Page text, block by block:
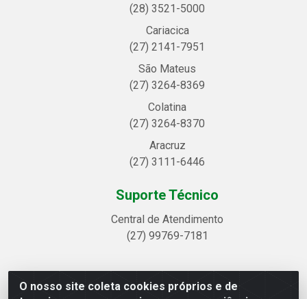
O nosso site coleta cookies próprios e de
(28) 3521-5000
Cariacica
(27) 2141-7951
São Mateus
(27) 3264-8369
Colatina
(27) 3264-8370
Aracruz
(27) 3111-6446
Suporte Técnico
Central de Atendimento
(27) 99769-7181
Linhavix Distribuidora LTDA - Avenida Alegre, 2521 -